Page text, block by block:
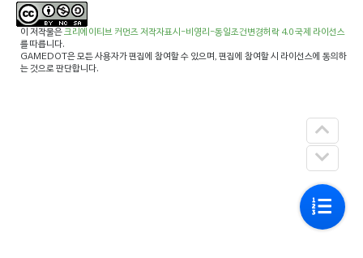
이 저작물은크리에이티브 커먼즈 저작자표시-비영리-동일조건변경허락 4.0 국제 라이선스
를 따릅니다.
GAMEDOT은 모든 사용자가 편집에 참여할 수 있으며, 편집에 참여할 시 라이선스에 동의하
는 것으로 판단합니다.